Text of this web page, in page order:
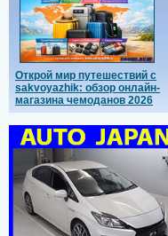
Открой мир путешествий с
sakvoyazhik: обзор онлайн-
магазина чемоданов 2026